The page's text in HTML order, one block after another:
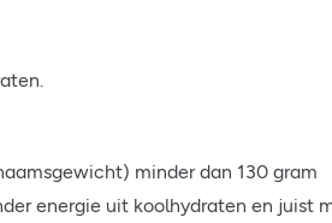
minder dan 130 gram
energie uit koolhydraten en juist